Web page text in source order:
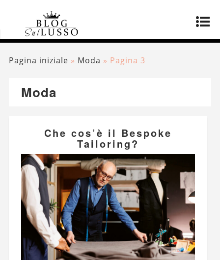
Pagina iniziale » Moda » Pagina 3
Moda
Che cos’è il Bespoke
Tailoring?